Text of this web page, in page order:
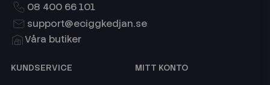
08 400 66 101
support@eciggkedjan.se
Våra butiker
KUNDSERVICE MITT KONTO